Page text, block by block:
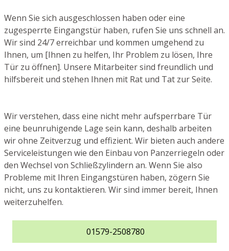
Wenn Sie sich ausgeschlossen haben oder eine
zugesperrte Eingangstür haben, rufen Sie uns schnell an.
Wir sind 24/7 erreichbar und kommen umgehend zu
Ihnen, um [Ihnen zu helfen, Ihr Problem zu lösen, Ihre
Tür zu öffnen]. Unsere Mitarbeiter sind freundlich und
hilfsbereit und stehen Ihnen mit Rat und Tat zur Seite.
Wir verstehen, dass eine nicht mehr aufsperrbare Tür
eine beunruhigende Lage sein kann, deshalb arbeiten
wir ohne Zeitverzug und effizient. Wir bieten auch andere
Serviceleistungen wie den Einbau von Panzerriegeln oder
den Wechsel von Schließzylindern an. Wenn Sie also
Probleme mit Ihren Eingangstüren haben, zögern Sie
nicht, uns zu kontaktieren. Wir sind immer bereit, Ihnen
weiterzuhelfen.
01579-2508780